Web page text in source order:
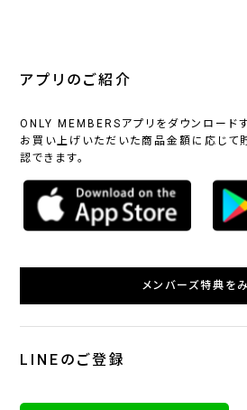
アプリのご紹介
ONLY MEMBERSアプリをダウンロードす
お買い上げいただいた商品金額に応じて
認できます。
メンバーズ特典を
LINEのご登録